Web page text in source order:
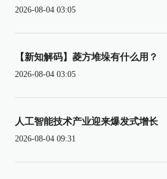
2026-08-04 03:05
【新知解码】菱方堆垛有什么用？
2026-08-04 03:05
人工智能技术产业迎来爆发式增长
2026-08-04 09:31